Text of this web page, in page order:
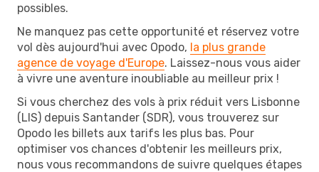
possibles.
Ne manquez pas cette opportunité et réservez votre
vol dès aujourd'hui avec Opodo, la plus grande
agence de voyage d'Europe. Laissez-nous vous aider
à vivre une aventure inoubliable au meilleur prix !
Si vous cherchez des vols à prix réduit vers Lisbonne
(LIS) depuis Santander (SDR), vous trouverez sur
Opodo les billets aux tarifs les plus bas. Pour
optimiser vos chances d'obtenir les meilleurs prix,
nous vous recommandons de suivre quelques étapes